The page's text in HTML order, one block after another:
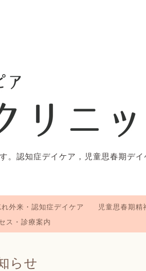
。認知症デイケア，児童思春期デ
れ外来・認知症デイケア 児童思春期精
ス・診療案内
らせ